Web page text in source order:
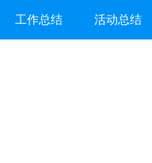
工作总结 活动总结